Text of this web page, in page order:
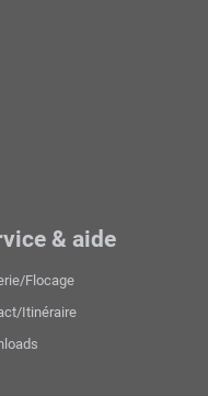
& aide
Flocage
Itinéraire